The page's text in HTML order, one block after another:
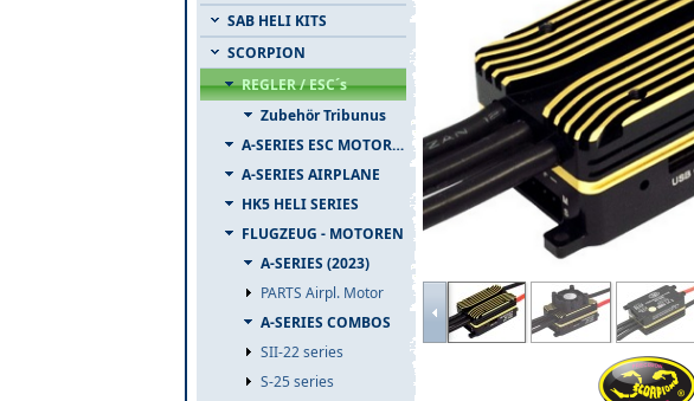
SAB HELI KITS
SCORPION
REGLER / ESC´s
Zubehör Tribunus
A-SERIES ESC MOTOR COMBO
A-SERIES AIRPLANE
HK5 HELI SERIES
FLUGZEUG - MOTOREN
A-SERIES (2023)
PARTS Airpl. Motor
A-SERIES COMBOS
SII-22 series
S-25 series
scorpion-tribunus-iii-06-110a.jpg